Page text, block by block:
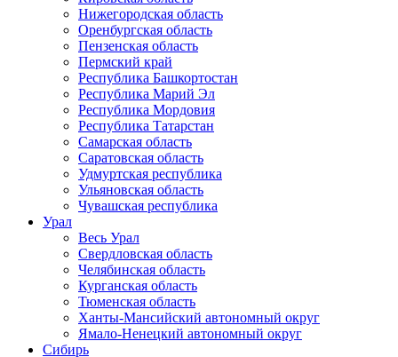
Нижегородская область
Оренбургская область
Пензенская область
Пермский край
Республика Башкортостан
Республика Марий Эл
Республика Мордовия
Республика Татарстан
Самарская область
Саратовская область
Удмуртская республика
Ульяновская область
Чувашская республика
Урал
Весь Урал
Свердловская область
Челябинская область
Курганская область
Тюменская область
Ханты-Мансийский автономный округ
Ямало-Ненецкий автономный округ
Сибирь